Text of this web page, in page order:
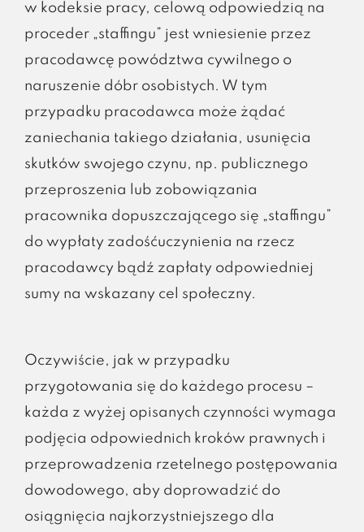
w kodeksie pracy, celową odpowiedzią na
proceder „staffingu” jest wniesienie przez
pracodawcę powództwa cywilnego o
naruszenie dóbr osobistych. W tym
przypadku pracodawca może żądać
zaniechania takiego działania, usunięcia
skutków swojego czynu, np. publicznego
przeproszenia lub zobowiązania
pracownika dopuszczającego się „staffingu”
do wypłaty zadośćuczynienia na rzecz
pracodawcy bądź zapłaty odpowiedniej
sumy na wskazany cel społeczny.
Oczywiście, jak w przypadku
przygotowania się do każdego procesu –
każda z wyżej opisanych czynności wymaga
podjęcia odpowiednich kroków prawnych i
przeprowadzenia rzetelnego postępowania
dowodowego, aby doprowadzić do
osiągnięcia najkorzystniejszego dla